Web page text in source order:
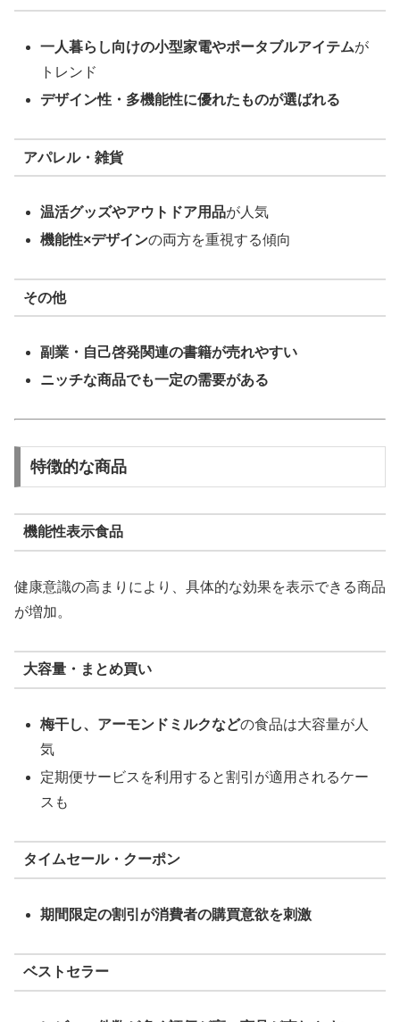
一人暮らし向けの小型家電やポータブルアイテムが
トレンド
デザイン性・多機能性に優れたものが選ばれる
アパレル・雑貨
温活グッズやアウトドア用品が人気
機能性×デザインの両方を重視する傾向
その他
副業・自己啓発関連の書籍が売れやすい
ニッチな商品でも一定の需要がある
特徴的な商品
機能性表示食品
健康意識の高まりにより、具体的な効果を表示できる商品
が増加。
大容量・まとめ買い
梅干し、アーモンドミルクなどの食品は大容量が人
気
定期便サービスを利用すると割引が適用されるケー
スも
タイムセール・クーポン
期間限定の割引が消費者の購買意欲を刺激
ベストセラー